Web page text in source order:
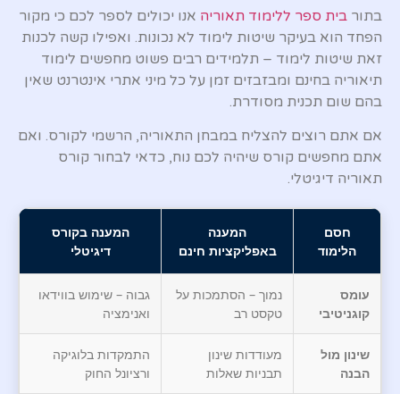
בתור בית ספר ללימוד תאוריה אנו יכולים לספר לכם כי מקור
הפחד הוא בעיקר שיטות לימוד לא נכונות. ואפילו קשה לכנות
זאת שיטות לימוד – תלמידים רבים פשוט מחפשים לימוד
תיאוריה בחינם ומבזבזים זמן על כל מיני אתרי אינטרנט שאין
בהם שום תכנית מסודרת.
אם אתם רוצים להצליח במבחן התאוריה, הרשמי לקורס. ואם
אתם מחפשים קורס שיהיה לכם נוח, כדאי לבחור קורס
תאוריה דיגיטלי.
חסם
הלימוד
המענה
באפליקציות חינם
המענה בקורס
דיגיטלי
עומס
קוגניטיבי
נמוך – הסתמכות על
טקסט רב
גבוה – שימוש בווידאו
ואנימציה
שינון מול
הבנה
מעודדות שינון
תבניות שאלות
התמקדות בלוגיקה
ורציונל החוק